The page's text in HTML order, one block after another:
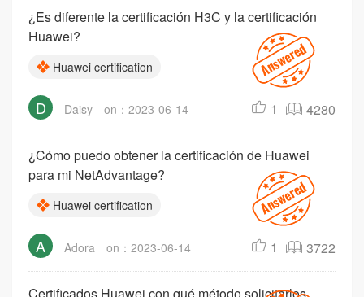
¿Es diferente la certificación H3C y la certificación
Huawei?
Huawei certification
D Daisy on：2023-06-14 1 4280
¿Cómo puedo obtener la certificación de Huawei
para mi NetAdvantage?
Huawei certification
A Adora on：2023-06-14 1 3722